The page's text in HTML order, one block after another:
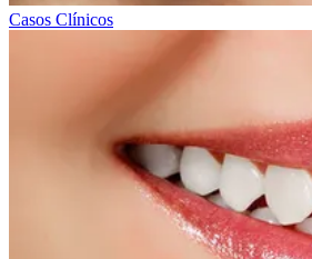
Casos Clínicos